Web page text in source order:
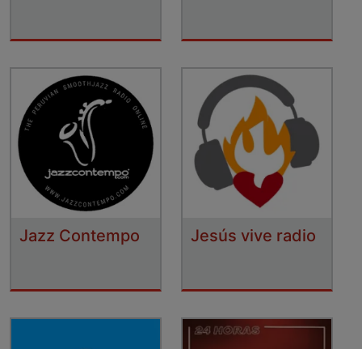
Jazz Contempo Jesús vive radio